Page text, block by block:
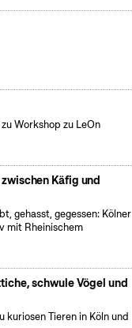
Workshop zu LeOn
Käfig und
gehasst, gegessen: Kölner
mit Rheinischem
schwule Vögel und
Tieren in Köln und